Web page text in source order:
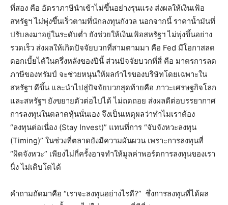
ที่สอง คือ อัตราภาษีนำเข้าไม่ขึ้นอย่างรุนแรง ส่งผลให้เงินเฟ้อ
สหรัฐฯ ไม่พุ่งขึ้นเร็วตามที่นักลงทุนกังวล นอกจากนี้ ราคาน้ำมันที่
ปรับลงมาอยู่ในระดับต่ำ ยังช่วยให้เงินเฟ้อสหรัฐฯ ไม่พุ่งขึ้นอย่าง
รวดเร็ว ส่งผลให้เกิดปัจจัยบวกที่สามตามมา คือ Fed มีโอกาสลด
ดอกเบี้ยได้ในครึ่งหลังของปีนี้ ส่วนปัจจัยบวกที่สี่ คือ มาตรการลด
ภาษีของทรัมป์ จะช่วยหนุนให้ผลกำไรของบริษัทโดยเฉพาะใน
สหรัฐฯ ดีขึ้น และนำไปสู่ปัจจัยบวกสุดท้ายคือ ภาวะเศรษฐกิจโลก
และสหรัฐฯ ยังขยายตัวต่อไปได้ ไม่ถดถอย ส่งผลดีต่อบรรยากาศ
การลงทุนในตลาดหุ้นนั่นเอง จึงเป็นเหตุผลว่าทำไมเราต้อง
“ลงทุนต่อเนื่อง (Stay Invest)” แทนที่การ “จับจังหวะลงทุน
(Timing)” ในช่วงที่ตลาดยังมีความผันผวน เพราะการลงทุนที่
“ผิดจังหวะ” เพียงไม่กี่ครั้งอาจทำให้มูลค่าพอร์ตการลงทุนของเรา
นิ่ง ไม่เติบโตได้
คำถามถัดมาคือ “เราจะลงทุนอย่างไรดี?” ซึ่งการลงทุนที่ได้ผล